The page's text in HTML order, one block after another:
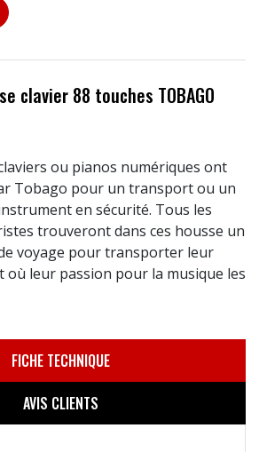
clavier 88 touches TOBAGO
ou pianos numériques ont
Tobago pour un transport ou un
en sécurité. Tous les
trouveront dans ces housse un
voyage pour transporter leur
leur passion pour la musique les
FICHE TECHNIQUE
AVIS CLIENTS